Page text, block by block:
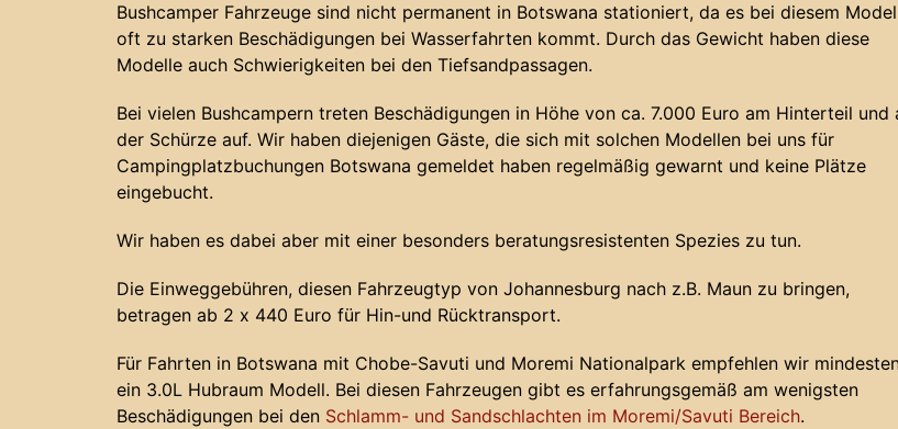
Bushcamper Fahrzeuge sind nicht permanent in Botswana stationiert, da es bei diesem
oft zu starken Beschädigungen bei Wasserfahrten kommt. Durch das Gewicht haben diese
Modelle auch Schwierigkeiten bei den Tiefsandpassagen.
Bei vielen Bushcampern treten Beschädigungen in Höhe von ca. 7.000 Euro am Hinterteil und
der Schürze auf. Wir haben diejenigen Gäste, die sich mit solchen Modellen bei uns für
Campingplatzbuchungen Botswana gemeldet haben regelmäßig gewarnt und keine Plätze
eingebucht.
Wir haben es dabei aber mit einer besonders beratungsresistenten Spezies zu tun.
Die Einweggebühren, diesen Fahrzeugtyp von Johannesburg nach z.B. Maun zu bringen,
betragen ab 2 x 440 Euro für Hin-und Rücktransport.
Für Fahrten in Botswana mit Chobe-Savuti und Moremi Nationalpark empfehlen wir
ein 3.0L Hubraum Modell. Bei diesen Fahrzeugen gibt es erfahrungsgemäß am wenigsten
Beschädigungen bei den Schlamm- und Sandschlachten im Moremi/Savuti Bereich.